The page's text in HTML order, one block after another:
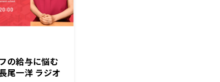
の給与に悩む
尾一洋 ラジオ